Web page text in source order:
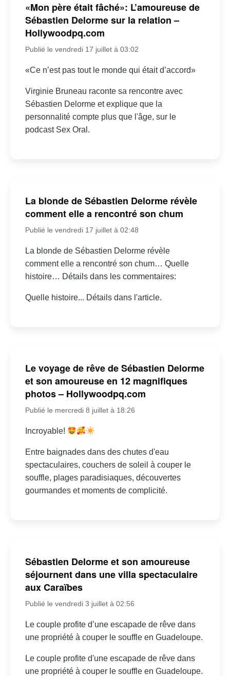
«Mon père était fâché»: L’amoureuse de
Sébastien Delorme sur la relation –
Hollywoodpq.com
Publié le vendredi 17 juillet à 03:02
«Ce n’est pas tout le monde qui était d’accord»
Virginie Bruneau raconte sa rencontre avec
Sébastien Delorme et explique que la
personnalité compte plus que l'âge, sur le
podcast Sex Oral.
La blonde de Sébastien Delorme révèle
comment elle a rencontré son chum
Publié le vendredi 17 juillet à 02:48
La blonde de Sébastien Delorme révèle
comment elle a rencontré son chum… Quelle
histoire… Détails dans les commentaires:
Quelle histoire... Détails dans l'article.
Le voyage de rêve de Sébastien Delorme
et son amoureuse en 12 magnifiques
photos – Hollywoodpq.com
Publié le mercredi 8 juillet à 18:26
Incroyable!
Entre baignades dans des chutes d'eau
spectaculaires, couchers de soleil à couper le
souffle, plages paradisiaques, découvertes
gourmandes et moments de complicité.
Sébastien Delorme et son amoureuse
séjournent dans une villa spectaculaire
aux Caraïbes
Publié le vendredi 3 juillet à 02:56
Le couple profite d’une escapade de rêve dans
une propriété à couper le souffle en Guadeloupe.
Le couple profite d'une escapade de rêve dans
une propriété à couper le souffle en Guadeloupe.